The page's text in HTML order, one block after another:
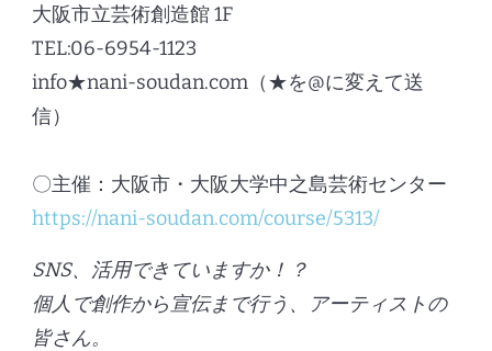
大阪市立芸術創造館 1F
TEL:06-6954-1123
info★nani-soudan.com（★を@に変えて送
信）
〇主催：大阪市・大阪大学中之島芸術センター
https://nani-soudan.com/course/5313/
SNS、活用できていますか！？
個人で創作から宣伝まで行う、アーティストの
皆さん。